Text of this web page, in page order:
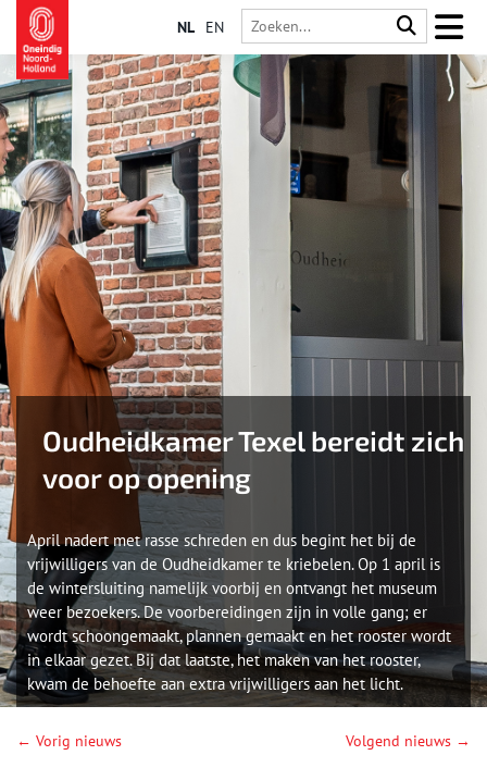
NL EN
Oudheidkamer Texel bereidt zich
voor op opening
April nadert met rasse schreden en dus begint het bij de
vrijwilligers van de Oudheidkamer te kriebelen. Op 1 april is
de wintersluiting namelijk voorbij en ontvangt het museum
weer bezoekers. De voorbereidingen zijn in volle gang; er
wordt schoongemaakt, plannen gemaakt en het rooster wordt
in elkaar gezet. Bij dat laatste, het maken van het rooster,
kwam de behoefte aan extra vrijwilligers aan het licht.
← Vorig nieuws Volgend nieuws →